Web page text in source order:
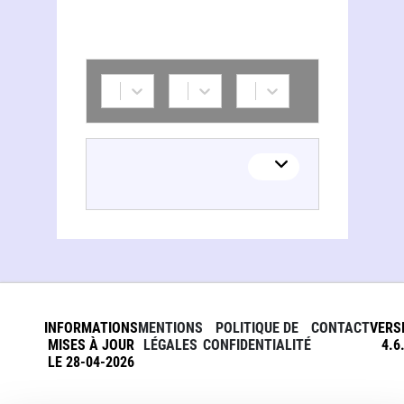
INFORMATIONS
MISES À JOUR
LE 28-04-2026
MENTIONS
LÉGALES
POLITIQUE DE
CONFIDENTIALITÉ
CONTACT